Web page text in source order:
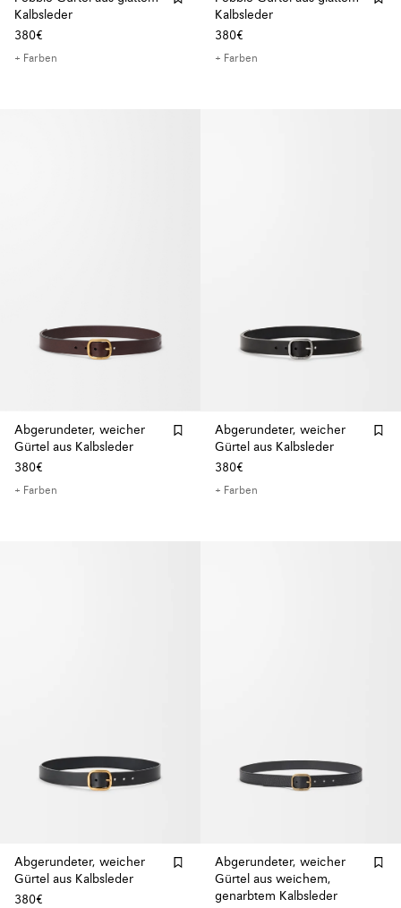
Kalbsleder
380€
+ Farben
Kalbsleder
380€
+ Farben
Abgerundeter, weicher
Gürtel aus Kalbsleder
380€
+ Farben
Abgerundeter, weicher
Gürtel aus Kalbsleder
380€
+ Farben
Abgerundeter, weicher
Gürtel aus Kalbsleder
380€
Abgerundeter, weicher
Gürtel aus weichem,
genarbtem Kalbsleder